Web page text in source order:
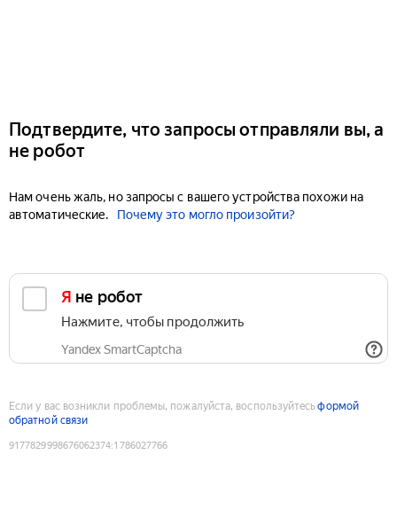
Подтвердите, что запросы отправляли вы, а
не робот
Нам очень жаль, но запросы с вашего устройства похожи на
автоматические.
Почему это могло произойти?
Я не робот
Нажмите, чтобы продолжить
Yandex SmartCaptcha
Если у вас возникли проблемы, пожалуйста, воспользуйтесьформой
обратной связи
9177829998676062374:1786027766